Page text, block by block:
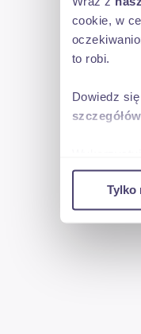
cookie, w
to robi.
Dowiedz
szczegółów
w naszej
Tylko